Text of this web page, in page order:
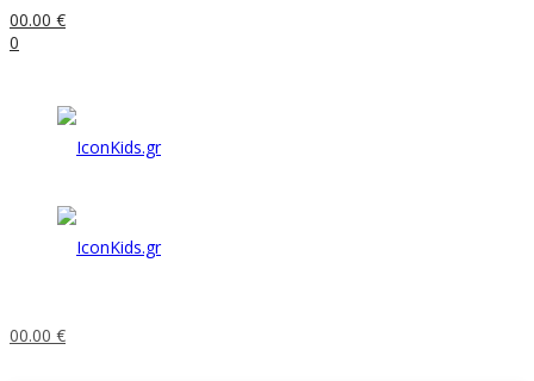
00.00 €
0
00.00 €